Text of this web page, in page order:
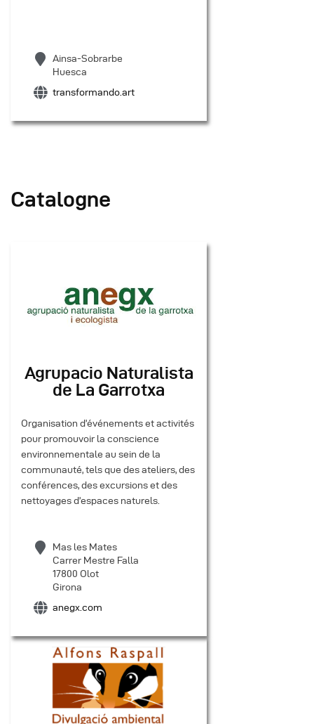
Ainsa-Sobrarbe
Huesca
transformando.art
Catalogne
Agrupacio Naturalista
de La Garrotxa
Organisation d’événements et activités
pour promouvoir la conscience
environnementale au sein de la
communauté, tels que des ateliers, des
conférences, des excursions et des
nettoyages d’espaces naturels.
Mas les Mates
Carrer Mestre Falla
17800 Olot
Girona
anegx.com